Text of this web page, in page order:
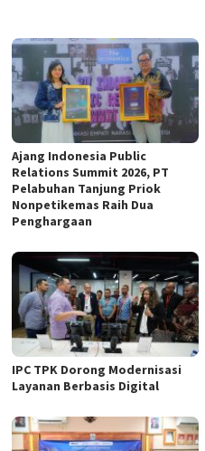
Ajang Indonesia Public
Relations Summit 2026, PT
Pelabuhan Tanjung Priok
Nonpetikemas Raih Dua
Penghargaan
IPC TPK Dorong Modernisasi
Layanan Berbasis Digital